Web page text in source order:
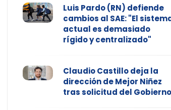
Luis Pardo (RN) defiende
cambios al SAE: "El
actual es demasiado
rígido y centralizado"
Claudio Castillo deja la
dirección de Mejor Niñez
tras solicitud del Gobierno